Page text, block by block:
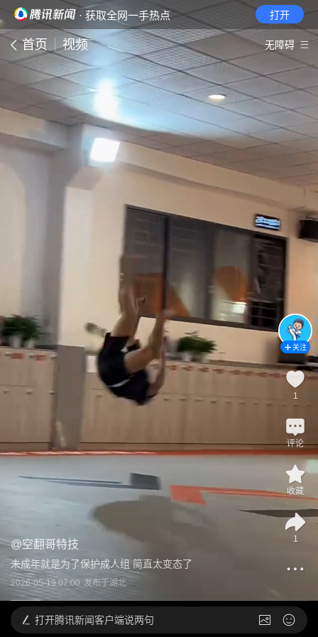
· 获取全网一手热点 打开
首页 视频 无障碍
@空翻哥特技
未成年就是为了保护成人组 简直太变态了
2026-05-19 07:00 发布于湖北
关注
1
评论
收藏
1
打开腾讯新闻客户端说两句